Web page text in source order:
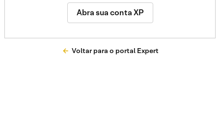
Abra sua conta XP
Voltar para o portal Expert